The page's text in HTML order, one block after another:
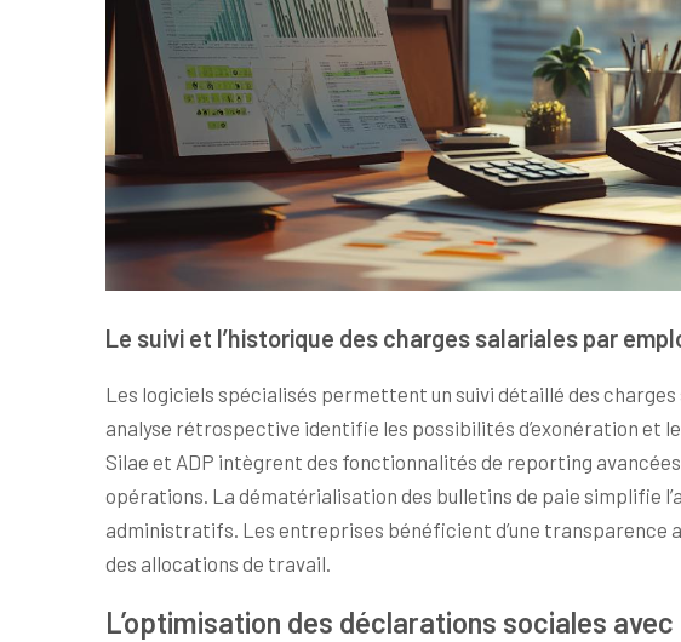
Le suivi et l’historique des charges salariales par
Les logiciels spécialisés permettent un suivi détaillé des
analyse rétrospective identifie les possibilités d’exonération et
Silae et ADP intègrent des fonctionnalités de reporting
opérations. La dématérialisation des bulletins de paie simplifie
administratifs. Les entreprises bénéficient d’une transparence
des allocations de travail.
L’optimisation des déclarations sociales